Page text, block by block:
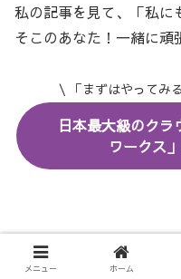
私の記事を見て、「私に
そこのあなた！一緒に
\ 「まずはやってみ
日本最大級のクラ
ワークス
noteをはじめました！
メニュー ホーム